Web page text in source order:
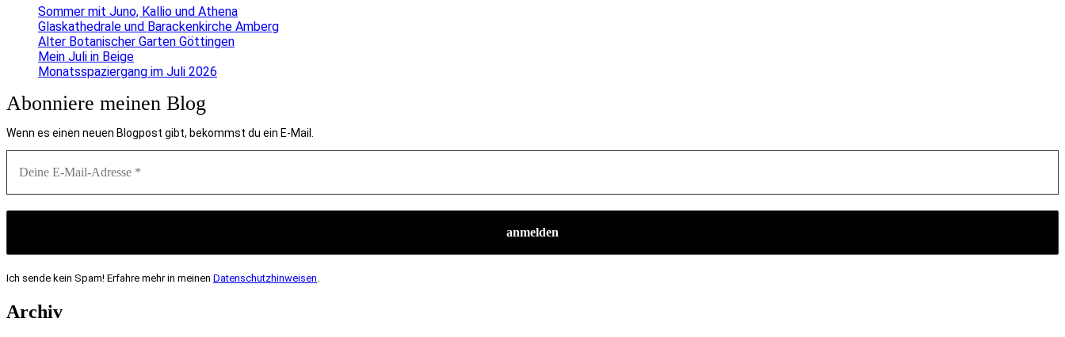
Sommer mit Juno, Kallio und Athena
Glaskathedrale und Barackenkirche Amberg
Alter Botanischer Garten Göttingen
Mein Juli in Beige
Monatsspaziergang im Juli 2026
Abonniere meinen Blog
Wenn es einen neuen Blogpost gibt, bekommst du ein E-Mail.
Ich sende kein Spam! Erfahre mehr in meinen Datenschutzhinweisen.
Archiv